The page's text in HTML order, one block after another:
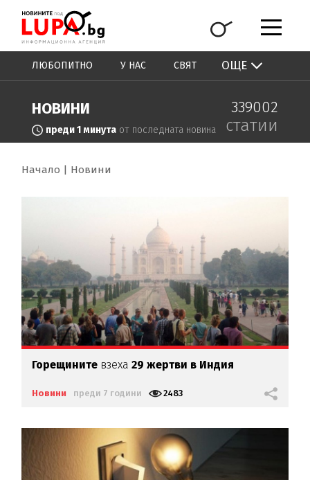
ЛЮБОПИТНО У НАС СВЯТ ОЩЕ
НОВИНИ
преди 1 минута от последната новина
339002
статии
Начало Новини
Горещините взеха29 жертви в Индия
Новини преди 7 години 2483